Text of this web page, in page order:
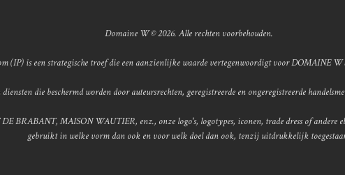
Domaine W © 2026. Alle rechten voorbehouden.
(IP) is een strategische troef die een aanzienlijke waarde vertegenwoordigt voor DOMAINE
die beschermd worden door auteursrechten, geregistreerde en ongeregistreerde
BRABANT, MAISON WAUTIER, enz., onze logo's, logotypes, iconen, trade dress of andere
gebruikt in welke vorm dan ook en voor welk doel dan ook, tenzij uitdrukkelijk